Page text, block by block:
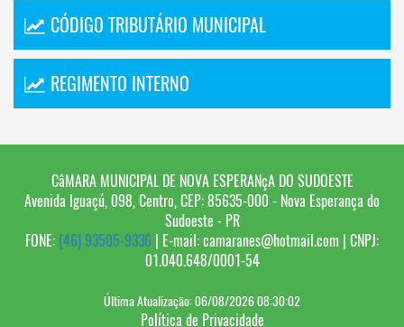
CÓDIGO TRIBUTÁRIO MUNICIPAL
REGIMENTO INTERNO
CâMARA MUNICIPAL DE NOVA ESPERANçA DO SUDOESTE
Avenida Iguaçú, 098, Centro, CEP: 85635-000 - Nova Esperança do
Sudoeste - PR
FONE: (46) 93505-9336 | E-mail: camaranes@hotmail.com | CNPJ:
01.040.648/0001-54
Última Atualização: 06/08/2026 08:30:02
Política de Privacidade